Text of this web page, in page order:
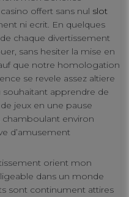
offert sans nul slot
ni ecrit. En quelques
chaque divertissement
sans hesiter la mise en
que notre homologation
se revele assez altiere
apprendre de
jeux en une pause
chamboulant environ
d’amusement
orient mon
dans un monde
sont continument attires